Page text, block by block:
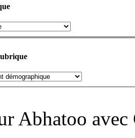
Abhatoo